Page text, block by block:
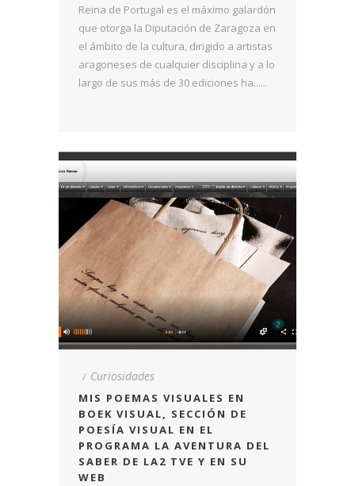
Reina de Portugal es el máximo galardón
que otorga la Diputación de Zaragoza en
el ámbito de la cultura, dirigido a artistas
aragoneses de cualquier disciplina y a lo
largo de sus más de 30 ediciones ha......
Curiosidades
MIS POEMAS VISUALES EN
BOEK VISUAL, SECCIÓN DE
POESÍA VISUAL EN EL
PROGRAMA LA AVENTURA DEL
SABER DE LA2 TVE Y EN SU
WEB